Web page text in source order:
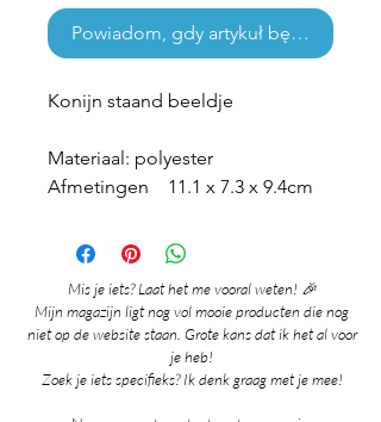
Powiadom, gdy artykuł będzie
Konijn staand beeldje
Materiaal: polyester
Afmetingen 11.1 x 7.3 x 9.4cm
Mis je iets? Laat het me vooral weten! 🎉
Mijn magazijn ligt nog vol mooie producten die nog
niet op de website staan. Grote kans dat ik het al voor
je heb!
Zoek je iets specifieks? Ik denk graag met je mee!